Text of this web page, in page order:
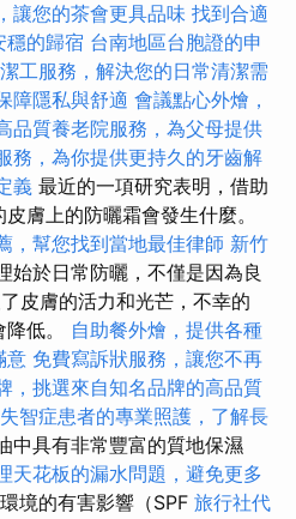
讓您的茶會更具品味 找到合適
穩的歸宿 台南地區台胞證的申
工服務，解決您的日常清潔需
障隱私與舒適 會議點心外燴，
品質養老院服務，為父母提供
務，為你提供更持久的牙齒解
義 最近的一項研究表明，借助
膚上的防曬霜會發生什麼。
，幫您找到當地最佳律師 新竹
始於日常防曬，不僅是因為良
皮膚的活力和光芒，不幸的
低。 自助餐外燴，提供各種
意 免費寫訴狀服務，讓您不再
，挑選來自知名品牌的高品質
失智症患者的專業照護，了解長
中具有非常豐富的質地保濕
天花板的漏水問題，避免更多
境的有害影響（SPF 旅行社代